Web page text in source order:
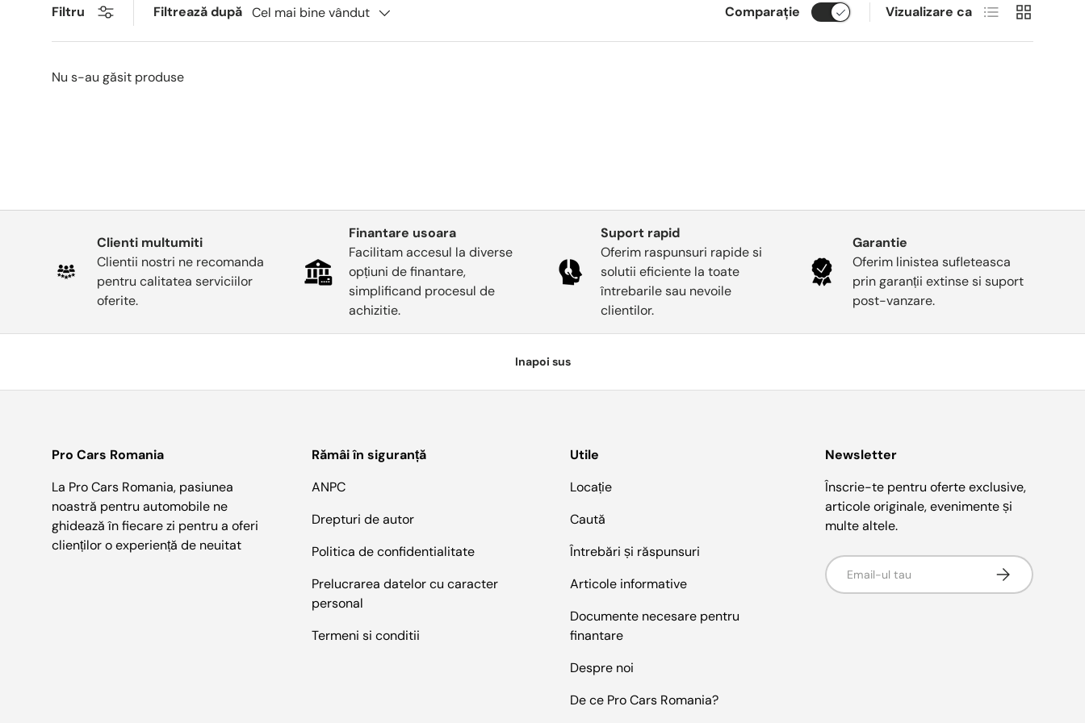
Filtru Filtrează după Cel mai bine vândut Comparaţie Vizualizare ca Listă Grilă
Nu s-au găsit produse
Clienti multumiti
Clientii nostri ne recomanda
pentru calitatea serviciilor
oferite.
Finantare usoara
Facilitam accesul la diverse
opțiuni de finantare,
simplificand procesul de
achizitie.
Suport rapid
Oferim raspunsuri rapide si
solutii eficiente la toate
întrebarile sau nevoile
clientilor.
Garantie
Oferim linistea sufleteasca
prin garanții extinse si suport
post-vanzare.
Inapoi sus
Pro Cars Romania
La Pro Cars Romania, pasiunea
noastră pentru automobile ne
ghidează în fiecare zi pentru a oferi
clienților o experiență de neuitat
Rămâi în siguranță
ANPC
Drepturi de autor
Politica de confidentialitate
Prelucrarea datelor cu caracter
personal
Termeni si conditii
Utile
Locație
Caută
Întrebări și răspunsuri
Articole informative
Documente necesare pentru
finantare
Despre noi
De ce Pro Cars Romania?
Newsletter
Înscrie-te pentru oferte exclusive,
articole originale, evenimente și
multe altele.
E-mail Abonati-va